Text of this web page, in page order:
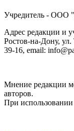
Учредитель - ООО
Адрес редакции и
Ростов-на-Дону,
39-16, email:
Мнение редакции
авторов.
При использовании